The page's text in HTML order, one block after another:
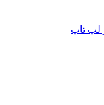
لپ تاپ